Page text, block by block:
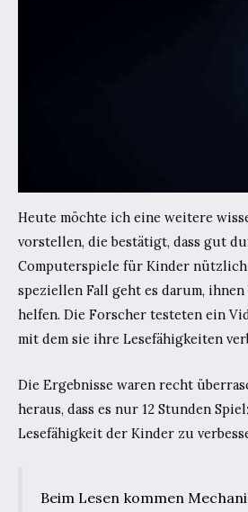
Heute möchte ich eine weitere
vorstellen, die bestätigt, dass gut
Computerspiele für Kinder nützlich
speziellen Fall geht es darum,
helfen. Die Forscher testeten ein
mit dem sie ihre Lesefähigkeiten
Die Ergebnisse waren recht
heraus, dass es nur 12 Stunden
Lesefähigkeit der Kinder zu
Beim Lesen kommen